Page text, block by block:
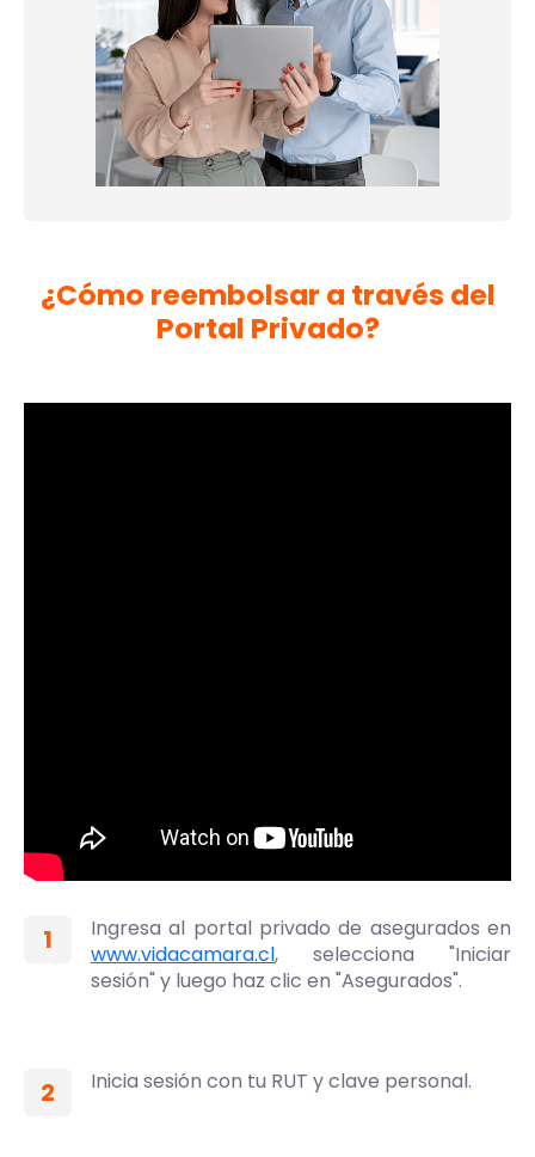
¿Cómo reembolsar a través del
Portal Privado?
1
Ingresa al portal privado de asegurados en
www.vidacamara.cl, selecciona "Iniciar
sesión" y luego haz clic en "Asegurados".
2 Inicia sesión con tu RUT y clave personal.